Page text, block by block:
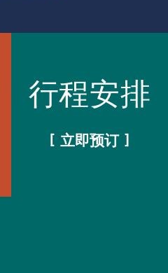
行程安排
立即预订